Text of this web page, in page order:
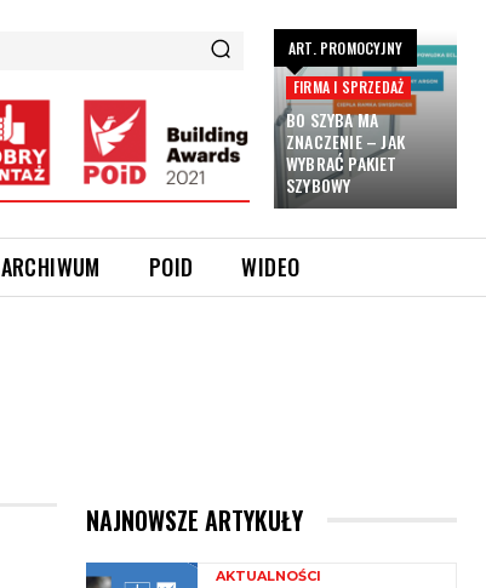
ART. PROMOCYJNY
FIRMA I SPRZEDAŻ
BO SZYBA MA
ZNACZENIE – JAK
WYBRAĆ PAKIET
SZYBOWY
ARCHIWUM POID WIDEO
NAJNOWSZE ARTYKUŁY
AKTUALNOŚCI